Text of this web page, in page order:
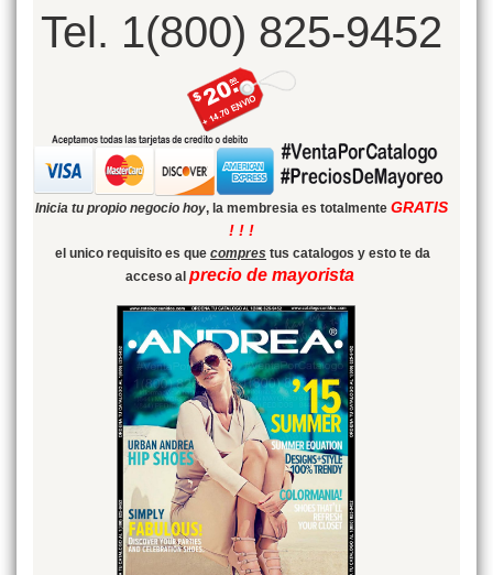
Tel. 1(800) 825-9452
Inicia tu propio negocio hoy, la membresia es totalmente GRATIS
! ! !
el unico requisito es que compres tus catalogos y esto te da
acceso al precio de mayorista